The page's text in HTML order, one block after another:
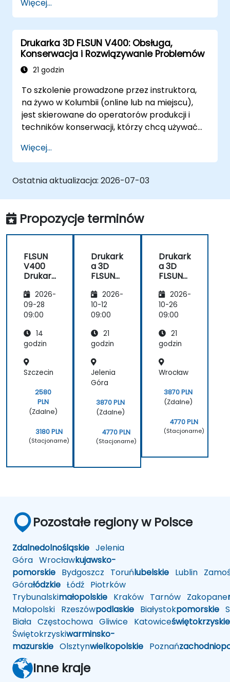
wytwarzania wydruków 3D od konfiguracji po
codzienną eksploatację.
Więcej...
Drukarka 3D FLSUN V400: Obsługa,
Konserwacja i Rozwiązywanie Problemów
21 godzin
To szkolenie prowadzone przez instruktora,
na żywo w Kolumbii (online lub na miejscu),
jest skierowane do operatorów produkcji i
techników konserwacji, którzy chcą używać
niezawodnych części oraz samodzielnie
diagnozować i rozwiązywać typowe problemy
z drukarką.
Więcej...
Ostatnia aktualizacja: 2026-07-03
Propozycje terminów
FLSUN
V400
Drukark
Obsług
a i
praktyc
zastoso
wanie
2026-
09-28
09:00
14
godzin
Szczecin
2580
PLN
(Zdalne)
3180 PLN
(Stacjonarne)
Drukark
a 3D
FLSUN
Obsług
a,
Konser
Rozwiąz
ywanie
mów
2026-
10-12
09:00
21
godzin
Jelenia
Góra
3870 PLN
(Zdalne)
4770 PLN
(Stacjonarne)
Drukark
a 3D
FLSUN
Obsług
a,
Konser
Rozwiąz
ywanie
mów
2026-
10-26
09:00
21
godzin
Wrocław
3870 PLN
(Zdalne)
4770 PLN
(Stacjonarne)
Pozostałe regiony w Polsce
Zdalnedolnośląskie Jelenia
Góra Wrocławkujawsko-
pomorskie Bydgoszcz Toruńlubelskie Lublin
Górałódzkie Łódź Piotrków
Trybunalskimałopolskie Kraków Tarnów Zakopane
Małopolski Rzeszówpodlaskie Białystokpomorskie
Biała Częstochowa Gliwice Katowiceświętokrzyskie
Świętokrzyskiwarminsko-
mazurskie Olsztynwielkopolskie Poznań
Inne kraje